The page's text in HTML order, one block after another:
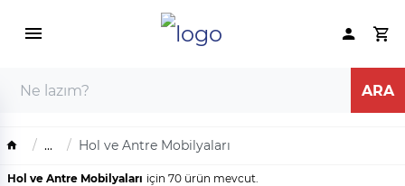
... Hol ve Antre Mobilyaları
Hol ve Antre Mobilyaları için 70 ürün mevcut.